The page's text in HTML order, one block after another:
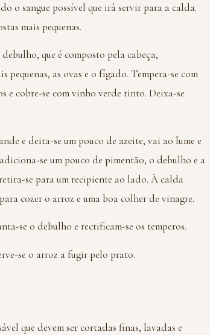
o sangue possível que irá servir para a calda.
mais pequenas.
que é composto pela cabeça,
pequenas, as ovas e o fígado. Tempera-se com
e cobre-se com vinho verde tinto. Deixa-se
e deita-se um pouco de azeite, vai ao lume e
se um pouco de pimentão, o debulho e a
se para um recipiente ao lado. À calda
cozer o arroz e uma boa colher de vinagre.
se o debulho e rectificam-se os temperos.
se o arroz a fugir pelo prato.
que devem ser cortadas finas, lavadas e